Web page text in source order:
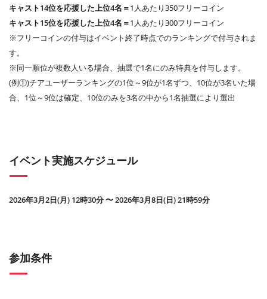
キャスト14位を応援した上位4名＝1人あたり350フリーコイン
キャスト15位を応援した上位4名＝1人あたり300フリーコイン
※フリーコインの付与はイベント終了時点でのランキングで付与されま
す。
※同一順位が複数人いる場合、抽選で1名にのみ特典を付与します。
(例①)チアユーザーランキングの1位～9位が1名ずつ、10位が3名いた場
合、1位～9位は確定、10位のみを3名の中から1名抽選により選出
イベント実施スケジュール
2026年3月2日(月) 12時30分 〜 2026年3月8日(日) 21時59分
参加条件